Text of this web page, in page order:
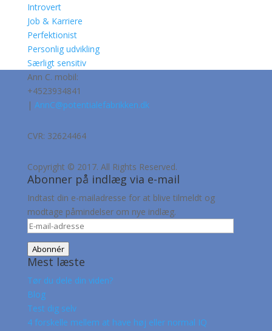
Introvert
Job & Karriere
Perfektionist
Personlig udvikling
Særligt sensitiv
Ann C. mobil:
+4523934841
| AnnC@potentialefabrikken.dk
CVR: 32624464
Copyright © 2017. All Rights Reserved.
Abonner på indlæg via e-mail
Indtast din e-mailadresse for at blive tilmeldt og
modtage påmindelser om nye indlæg.
E-
mail-
adresse
Abonnér
Mest læste
Tør du dele din viden?
Blog
Test dig selv
4 forskelle mellem at have høj eller normal IQ